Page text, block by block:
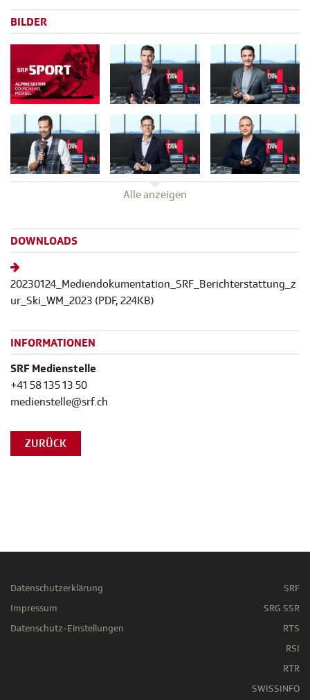
BILDER
Alle anzeigen
DOWNLOADS
20230124_Mediendokumentation_SRF_Berichterstattung_z
ur_Ski_WM_2023 (PDF, 224KB)
INFORMATIONEN
SRF Medienstelle
+41 58 135 13 50
medienstelle@srf.ch
ZURÜCK
Datenschutzerklärung
Impressum
Datenschutz-Einstellungen
SRF
SRG SSR
RTS
RSI
RTR
SWISSINFO